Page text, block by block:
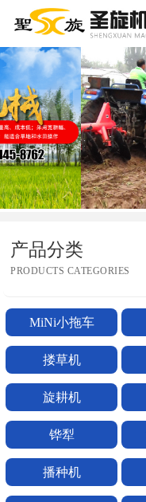
产品分类
PRODUCTS CATEGORIES
MiNi小拖车
搂草机
旋耕机
铧犁
播种机